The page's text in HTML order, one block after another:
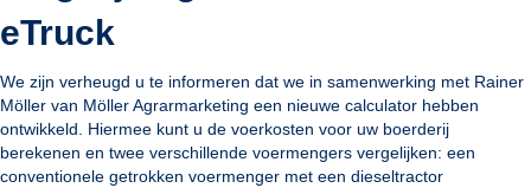
eTruck
We zijn verheugd u te informeren dat we in samenwerking met Rainer
Möller van Möller Agrarmarketing een nieuwe calculator hebben
ontwikkeld. Hiermee kunt u de voerkosten voor uw boerderij
berekenen en twee verschillende voermengers vergelijken: een
conventionele getrokken voermenger met een dieseltractor